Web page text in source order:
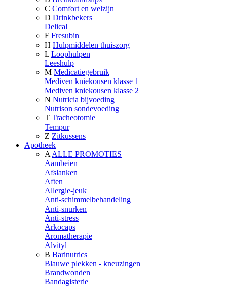
C Comfort en welzijn
D Drinkbekers
Delical
F Fresubin
H Hulpmiddelen thuiszorg
L Loophulpen
Leeshulp
M Medicatiegebruik
Mediven kniekousen klasse 1
Mediven kniekousen klasse 2
N Nutricia bijvoeding
Nutrison sondevoeding
T Tracheotomie
Tempur
Z Zitkussens
Apotheek
A ALLE PROMOTIES
Aambeien
Afslanken
Aften
Allergie-jeuk
Anti-schimmelbehandeling
Anti-snurken
Anti-stress
Arkocaps
Aromatherapie
Alvityl
B Barinutrics
Blauwe plekken - kneuzingen
Brandwonden
Bandagisterie